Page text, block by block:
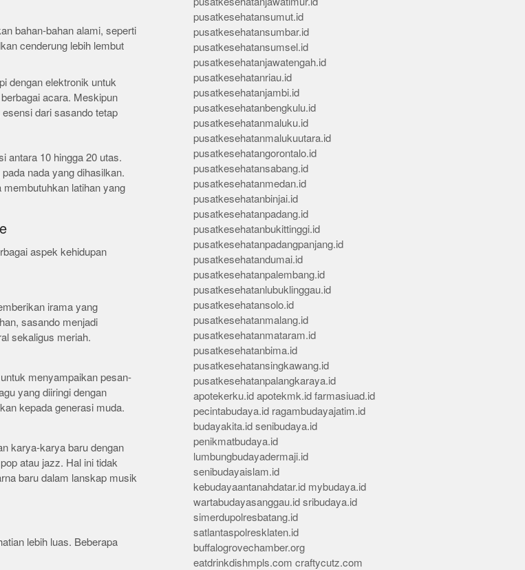
bahan-bahan alami, seperti
cenderung lebih lembut
dengan elektronik untuk
acara. Meskipun
dari sasando tetap
antara 10 hingga 20 utas.
nada yang dihasilkan.
latihan yang
aspek kehidupan
irama yang
sasando menjadi
sekaligus meriah.
menyampaikan pesan-
yang diiringi dengan
kepada generasi muda.
karya-karya baru dengan
atau jazz. Hal ini tidak
baru dalam lanskap musik
lebih luas. Beberapa
pusatkesehatansumut.id
pusatkesehatansumbar.id
pusatkesehatansumsel.id
pusatkesehatanjawatengah.id
pusatkesehatanriau.id
pusatkesehatanjambi.id
pusatkesehatanbengkulu.id
pusatkesehatanmaluku.id
pusatkesehatanmalukuutara.id
pusatkesehatangorontalo.id
pusatkesehatansabang.id
pusatkesehatanmedan.id
pusatkesehatanbinjai.id
pusatkesehatanpadang.id
pusatkesehatanbukittinggi.id
pusatkesehatanpadangpanjang.id
pusatkesehatandumai.id
pusatkesehatanpalembang.id
pusatkesehatanlubuklinggau.id
pusatkesehatansolo.id
pusatkesehatanmalang.id
pusatkesehatanmataram.id
pusatkesehatanbima.id
pusatkesehatansingkawang.id
pusatkesehatanpalangkaraya.id
apotekerku.id apotekmk.id farmasiuad.id
pecintabudaya.id ragambudayajatim.id
budayakita.id senibudaya.id
penikmatbudaya.id
lumbungbudayadermaji.id
senibudayaislam.id
kebudayaantanahdatar.id mybudaya.id
wartabudayasanggau.id sribudaya.id
simerdupolresbatang.id
satlantaspolresklaten.id
buffalogrovechamber.org
eatdrinkdishmpls.com craftycutz.com